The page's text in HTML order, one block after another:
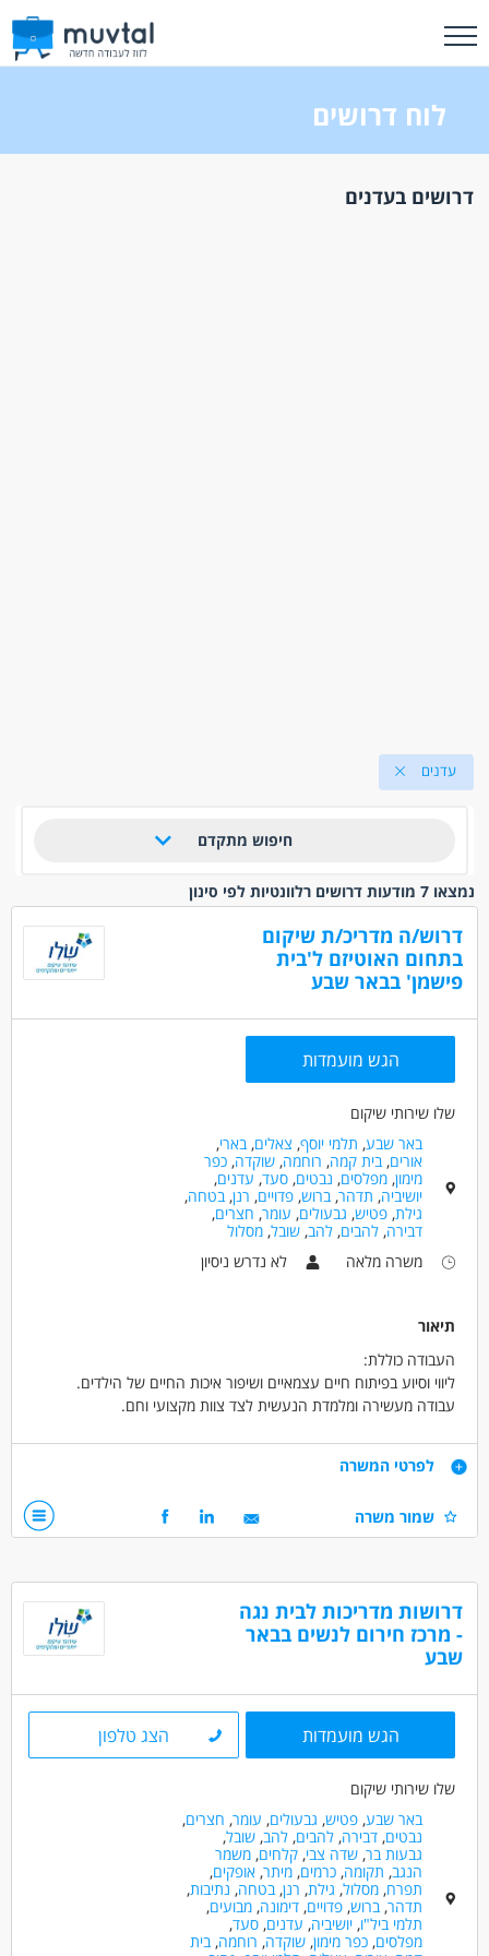
לוח דרושים
דרושים בעדנים
עדנים
חיפוש מתקדם
נמצאו 7 מודעות דרושים רלוונטיות לפי סינון
דרוש/ה מדריכ/ת שיקום
בתחום האוטיזם ל'בית
פישמן' בבאר שבע
הגש מועמדות
שלו שירותי שיקום
באר שבע, תלמי יוסף, צאלים,בארי,
אורים,בית קמה, רוחמה,שוקדה,כפר
מימון,מפלסים, נבטים,סעד,עדנים,
יושיביה, תדהר,ברוש,פדויים, רנן,בטחה,
גילת,פטיש, גבעולים, עומר, חצרים,
דבירה,להבים,להב,שובל,מסלול
משרה מלאה
לא נדרש ניסיון
תיאור
העבודה כוללת:
ליווי וסיוע בפיתוח חיים עצמאיים ושיפור איכות החיים של הילדים.
עבודה מעשירה ומלמדת הנעשית לצד צוות מקצועי וחם.
תנאים:
אופציות קידום ופיתוח בחברה
סבסוד לימודים
דרישות
סבלנות וחיבה לילדים ונוער
דרושים בתחום
כללי /ללא הכשרה - עובד/ת כללי
מדעי החברה - סטודנטים
מאפייני משרה
לא נדרש ניסיון
עבודה ללא ניסיון
עבודה מיידית
משרה מלאה
אקדמאים ללא נסיון
בני 40 פלוס חיילים משוחררים
לפרטי המשרה
שמור משרה
דרושות מדריכות לבית נגה
- מרכז חירום לנשים בבאר
שבע
הגש מועמדות הצג טלפון
שלו שירותי שיקום
באר שבע,פטיש, גבעולים, עומר, חצרים,
נבטים,דבירה,להבים,להב,שובל,
גבעות בר,שדה צבי,קלחים,משמר
הנגב, תקומה,כרמים,מיתר,אופקים,
תפרח,מסלול, גילת, רנן,בטחה, נתיבות,
תדהר,ברוש,פדויים,דימונה,מבועים,
תלמי ביל"ו,יושיביה, עדנים,סעד,
מפלסים,כפר מימון,שוקדה, רוחמה,בית